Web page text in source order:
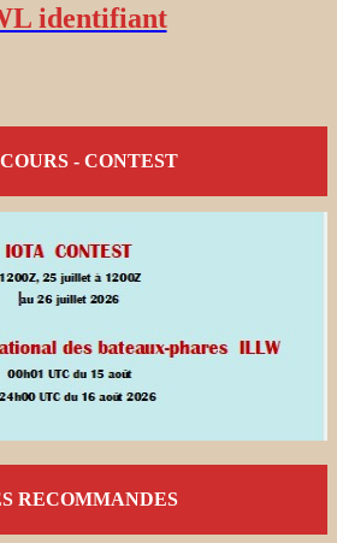
identifiant
- CONTEST
RECOMMANDES